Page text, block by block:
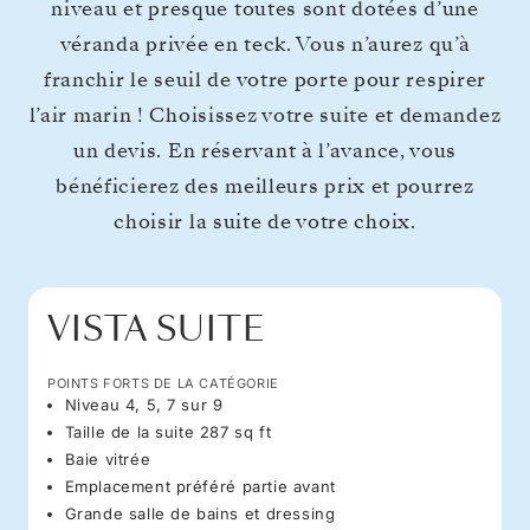
niveau et presque toutes sont dotées d’une
véranda privée en teck. Vous n’aurez qu’à
franchir le seuil de votre porte pour respirer
l’air marin ! Choisissez votre suite et demandez
un devis. En réservant à l’avance, vous
bénéficierez des meilleurs prix et pourrez
choisir la suite de votre choix.
VISTA SUITE
POINTS FORTS DE LA CATÉGORIE
Niveau 4, 5, 7 sur 9
Taille de la suite 287 sq ft
Baie vitrée
Emplacement préféré partie avant
Grande salle de bains et dressing